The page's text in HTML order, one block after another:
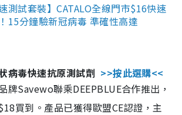
測試套裝】CATALO全線門市$16快速
15分鐘驗新冠病毒 準確性高達
病毒快速抗原測試劑 >>按此選購<<
牌Savewo聯乘DEEPBLUE合作推出，
買到。產品已獲得歐盟CE認證，主